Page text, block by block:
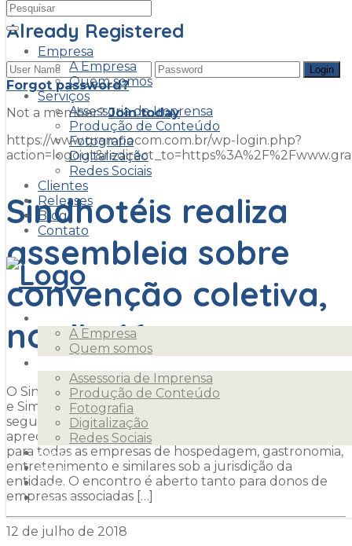
Empresa
A Empresa
Quem somos
Serviços
Assessoria de Imprensa
Produção de Conteúdo
Fotografia
Digitalização
Redes Sociais
Clientes
Releases
Blog
Contato
A Empresa
Quem somos
Assessoria de Imprensa
Produção de Conteúdo
Fotografia
Digitalização
Redes Sociais
Clientes
Releases
Blog
Contato
Already Registered
Forgot password?
Not a member?Join today
https://www.grampocom.com.br/wp-login.php?
Sindhotéis realiza
assembleia sobre
convenção coletiva,
no dia 16
O Sindhotéis (Sindicato de Hotéis, Restaurantes, Bares
e Similares de Foz do Iguaçu e Região) realizará, na
segunda-feira, 16, Assembleia Geral Extraordinária que
apreciará as propostas da convenção coletiva válida
para todas as empresas de hospedagem, gastronomia,
entretenimento e similares sob a jurisdição da
entidade. O encontro é aberto tanto para donos de
empresas associadas […]
12 de julho de 2018